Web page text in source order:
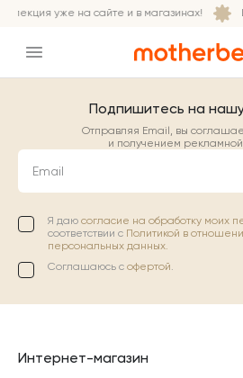
уже на сайте и в магазинах!
Подпишитесь на
Отправляя Email, вы
и получением
Email
Я даю согласие на обработку моих
соответствии с Политикой в
персональных данных.
Соглашаюсь с офертой.
Интернет-магазин